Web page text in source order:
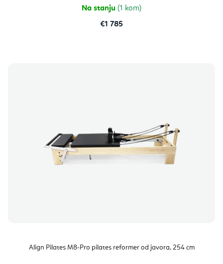
Na stanju (1 kom)
€1 785
Align Pilates M8-Pro pilates reformer od javora, 254 cm